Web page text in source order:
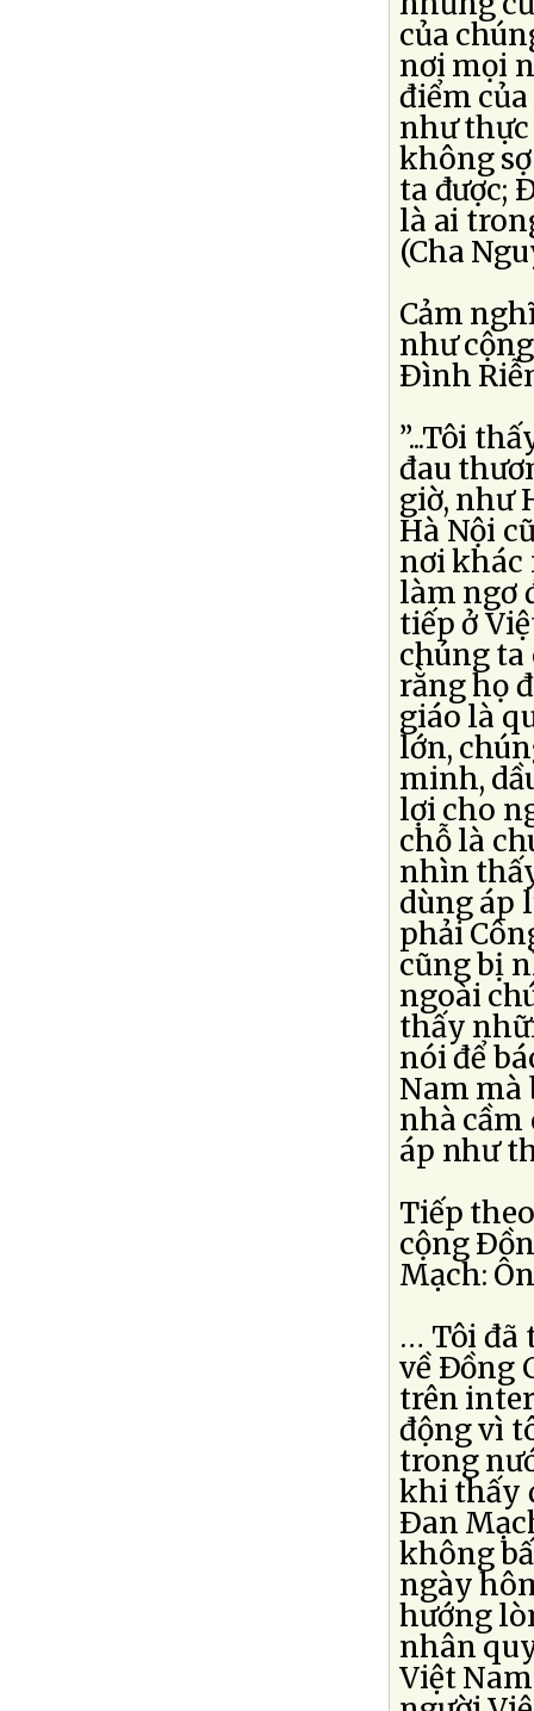
của
nơi mọi
điểm
như
không
ta được;
là ai
(Cha
Cảm
như
Ðình
”...Tôi
đau
giờ, như
Hà Nội
nơi khác
làm ngơ
tiếp ở
chúng
rằng họ
giáo là
lớn,
minh,
lợi cho
chỗ là
nhìn
dùng áp
phải
cũng bị
ngoài
thấy
nói để
Nam mà
nhà cầm
áp như
Tiếp
cộng
Mạch:
… Tôi đã
về Ðồng
trên
động vì
trong
khi thấy
Ðan
không
ngày
hướng
nhân
Việt